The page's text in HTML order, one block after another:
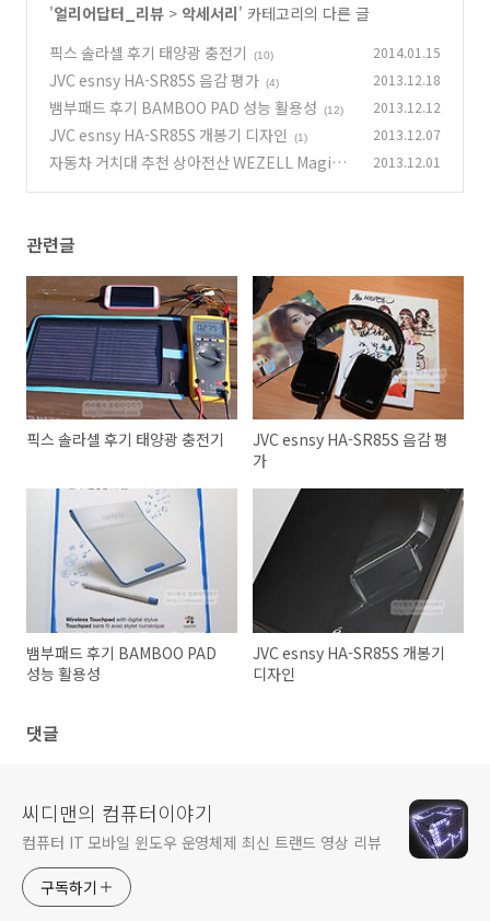
'얼리어답터_리뷰 > 악세서리' 카테고리의 다른 글
픽스 솔라셀 후기 태양광 충전기
(10) 2014.01.15
JVC esnsy HA-SR85S 음감 평가 (4) 2013.12.18
뱀부패드 후기 BAMBOO PAD 성능 활용성 (12) 2013.12.12
JVC esnsy HA-SR85S 개봉기 디자인 (1) 2013.12.07
자동차 거치대 추천 상아전산 WEZELL Magic c
2013.12.01
관련글
픽스 솔라셀 후기 태양광 충전기
JVC esnsy HA-SR85S 음감 평
가
뱀부패드 후기 BAMBOO PAD
성능 활용성
JVC esnsy HA-SR85S 개봉기
디자인
댓글
씨디맨의 컴퓨터이야기
컴퓨터 IT 모바일 윈도우 운영체제 최신 트랜드 영상 리뷰
구독하기